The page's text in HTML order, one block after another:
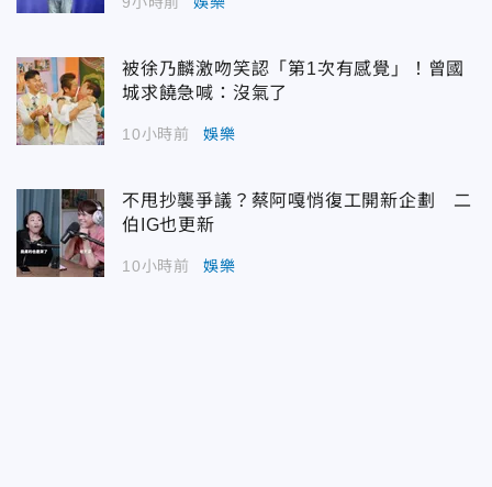
被徐乃麟激吻笑認「第1次有感覺」！曾國
城求饒急喊：沒氣了
10小時前 娛樂
不甩抄襲爭議？蔡阿嘎悄復工開新企劃 二
伯IG也更新
10小時前 娛樂